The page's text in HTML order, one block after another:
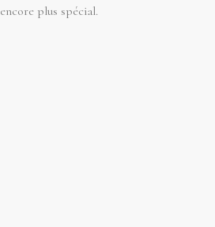
plus spécial.